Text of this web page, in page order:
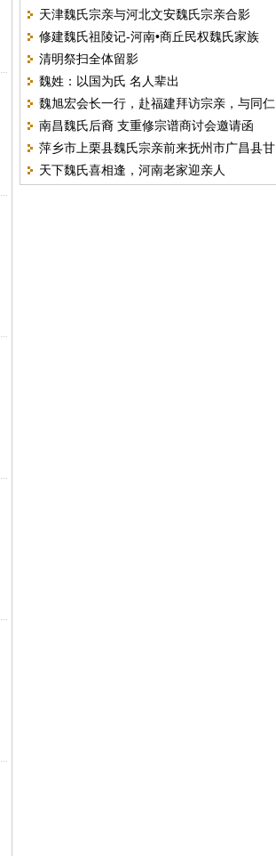
天津魏氏宗亲与河北文安魏氏宗亲合影
修建魏氏祖陵记-河南•商丘民权魏氏家族
2022年(壬寅)祖陵捐款功德榜
清明祭扫全体留影
魏姓：以国为氏 名人辈出
魏旭宏会长一行，赴福建拜访宗亲，与同仁
共商弘扬魏徵文化大计
南昌魏氏后裔 支重修宗谱商讨会邀请函
萍乡市上栗县魏氏宗亲前来抚州市广昌县甘
竹镇洙溪（株桥）寻根纪实
天下魏氏喜相逢，河南老家迎亲人